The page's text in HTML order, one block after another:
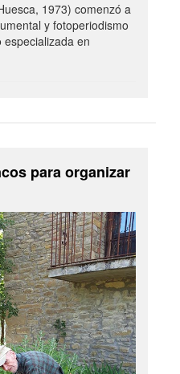
1973) comenzó a
y fotoperiodismo
en
para organizar